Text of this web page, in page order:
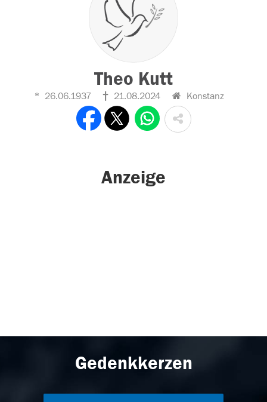
Theo Kutt
26.06.1937 21.08.2024 Konstanz
Anzeige
Gedenkkerzen